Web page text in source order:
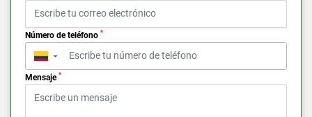
Número de teléfono *
▼
Mensaje *